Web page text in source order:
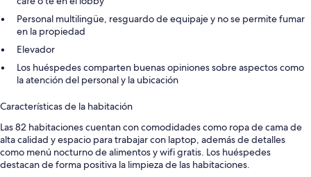
Personal multilingüe, resguardo de equipaje y no se permite fumar
en la propiedad
Elevador
Los huéspedes comparten buenas opiniones sobre aspectos como
la atención del personal y la ubicación
Características de la habitación
Las 82 habitaciones cuentan con comodidades como ropa de cama de
alta calidad y espacio para trabajar con laptop, además de detalles
como menú nocturno de alimentos y wifi gratis. Los huéspedes
destacan de forma positiva la limpieza de las habitaciones.